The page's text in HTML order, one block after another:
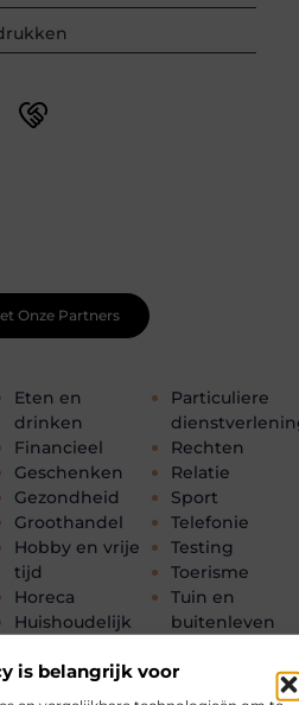
is belangrijk voor
Eten en
drinken
Financieel
Geschenken
Gezondheid
Groothandel
Hobby en vrije
tijd
Horeca
Huishoudelijk
Internet
Internet
Particuliere
Rechten
Relatie
Sport
Telefonie
Testing
Toerisme
Tuin en
buitenleven
Vakantie
Verbouwen
Onze Partners